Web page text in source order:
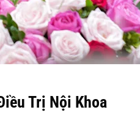
Trị Nội Khoa